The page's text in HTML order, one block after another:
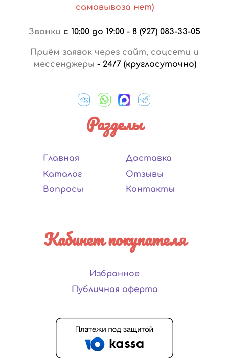
самовывоза нет)
Звонки с 10:00 до 19:00 - 8 (927) 083-33-05
Приём заявок через сайт, соцсети и
мессенджеры - 24/7 (круглосуточно)
Разделы
Главная
Каталог
Вопросы
Доставка
Отзывы
Контакты
Кабинет покупателя
Избранное
Публичная оферта